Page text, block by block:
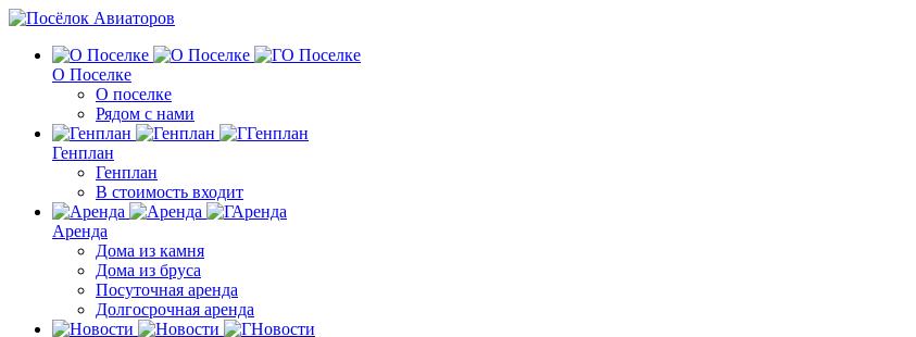
О Поселке
О поселке
Рядом с нами
Генплан
Генплан
В стоимость входит
Аренда
Дома из камня
Дома из бруса
Посуточная аренда
Долгосрочная аренда